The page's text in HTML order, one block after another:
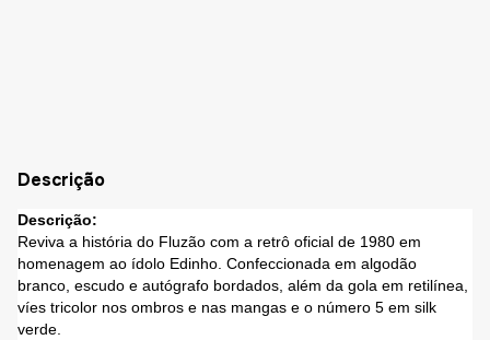
Descrição
Descrição:
Reviva a história do Fluzão com a retrô oficial de 1980 em
homenagem ao ídolo Edinho. Confeccionada em algodão
branco, escudo e autógrafo bordados, além da gola em retilínea,
víes tricolor nos ombros e nas mangas e o número 5 em silk
verde.